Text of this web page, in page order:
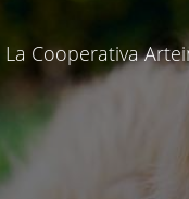
La Cooperativa